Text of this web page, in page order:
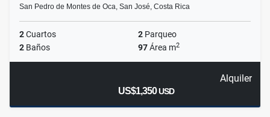
San Pedro de Montes de Oca, San José, Costa Rica
2Cuartos 2 Parqueo
2 Baños 97Área m2
Alquiler
US$1,350USD